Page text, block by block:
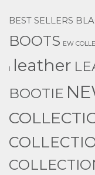
BEST SELLERS
BOOTS EW
l leather
BOOTIE